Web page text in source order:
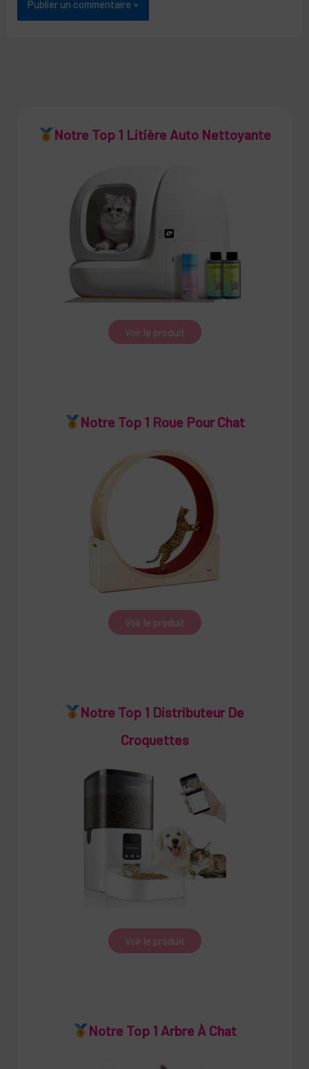
Notre Top 1 Litière Auto Nettoyante
Voir le produit
Notre Top 1 Roue Pour Chat
Voir le produit
Notre Top 1 Distributeur De
Croquettes
Voir le produit
Notre Top 1 Arbre À Chat